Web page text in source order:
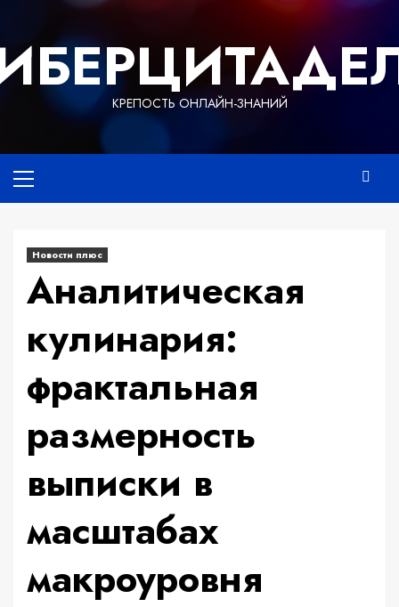
содержимому
КРЕПОСТЬ ОНЛАЙН-ЗНАНИЙ
меню
Новости плюс
Аналитическая
кулинария:
фрактальная
размерность
выписки в
масштабах
макроуровня